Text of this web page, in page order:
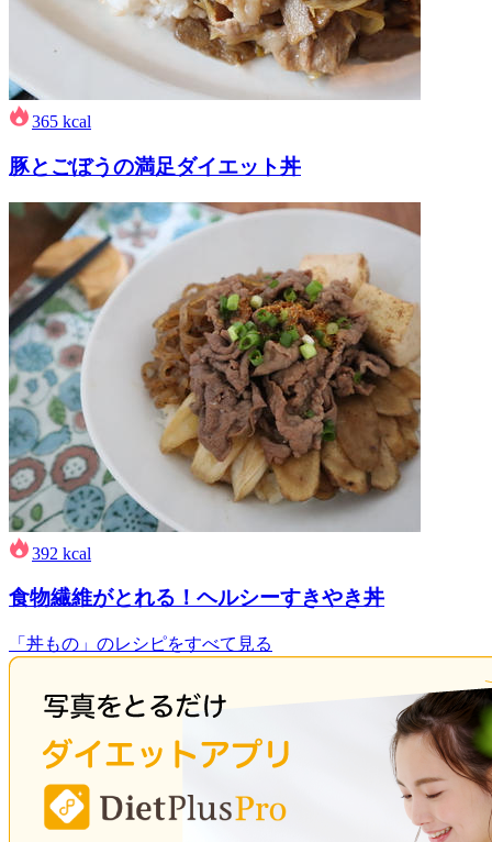
365 kcal
豚とごぼうの満足ダイエット丼
392 kcal
食物繊維がとれる！ヘルシーすきやき丼
「丼もの」のレシピをすべて見る